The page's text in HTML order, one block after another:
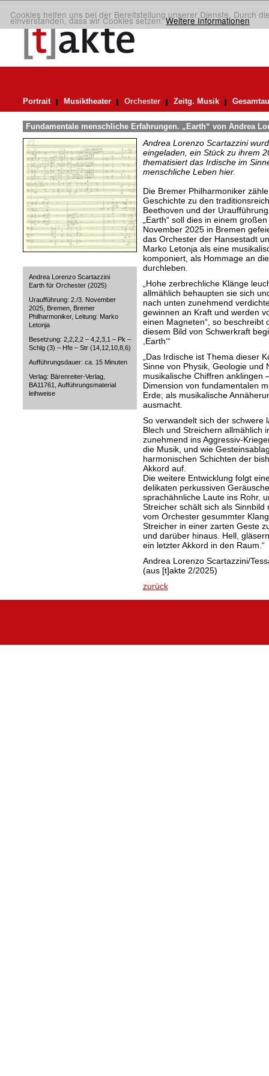
Cookies helfen uns bei der Bereitstellung unserer Dienste. Durch
einverstanden, dass wir Cookies setzen.Weitere Informationen
Portrait Musiktheater Orchester Zeitg. Musik
Fundamentale menschliche Erfahrungen. „Earth“ von Andrea
Andrea Lorenzo Scartazzini
Earth für Orchester (2025)
Uraufführung: 2./3. November
2025, Bremen, Bremer
Philharmoniker, Leitung: Marko
Letonja
Besetzung: 2,2,2,2 – 4,2,3,1 – Pk –
Schlg (3) – Hfe – Str (14,12,10,8,6)
Aufführungsdauer: ca. 15 Minuten
Verlag: Bärenreiter-Verlag,
BA11761, Aufführungsmaterial
leihweise
Andrea Lorenzo Scartazzini
eingeladen, ein Stück zu ihrem
thematisiert das Irdische im
menschliche Leben hier.
Die Bremer Philharmoniker
Geschichte zu den
Beethoven und der
„Earth“ soll dies in einem
November 2025 in Bremen
das Orchester der Hansestadt
Marko Letonja als eine
komponiert, als Hommage an
durchleben.
„Hohe zerbrechliche Klänge
allmählich behaupten sie sich
nach unten zunehmend
gewinnen an Kraft und werden
einen Magneten“, so beschreibt
diesem Bild von Schwerkraft
,Earth‘“
„Das Irdische ist Thema dieser
Sinne von Physik, Geologie und
musikalische Chiffren anklingen
Dimension von fundamentalen
Erde; als musikalische
ausmacht.
So verwandelt sich der schwere
Blech und Streichern allmählich
zunehmend ins Aggressiv-
die Musik, und wie
harmonischen Schichten der
Akkord auf.
Die weitere Entwicklung folgt
delikaten perkussiven
sprachähnliche Laute ins Rohr,
Streicher schält sich als
vom Orchester gesummter
Streicher in einer zarten Geste
und darüber hinaus. Hell,
ein letzter Akkord in den
Andrea Lorenzo Scartazzini/
(aus [t]akte 2/2025)
zurück